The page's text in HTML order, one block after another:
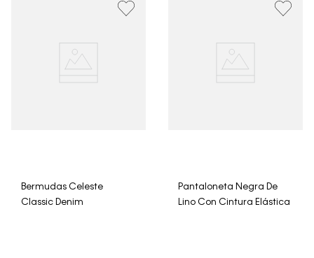
clientes, no aceptamos devoluciones en ropa interior y
Bermudas Celeste
Classic Denim
Pantaloneta Negra De
Lino Con Cintura Elástica